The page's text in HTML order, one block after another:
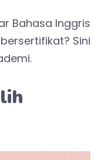
Bahasa Inggris
Sini